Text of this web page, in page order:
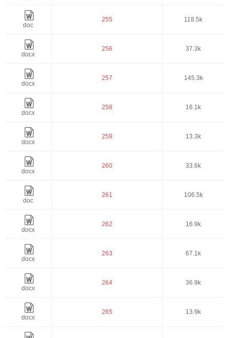
doc
255 118.5k
docx
256 37.3k
docx
257 145.3k
docx
258 16.1k
docx
259 13.3k
docx
260 33.6k
doc
261 106.5k
docx
262 16.9k
docx
263 67.1k
docx
264 36.9k
docx
265 13.9k